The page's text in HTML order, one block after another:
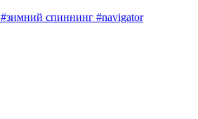
#зимний спиннинг #navigator